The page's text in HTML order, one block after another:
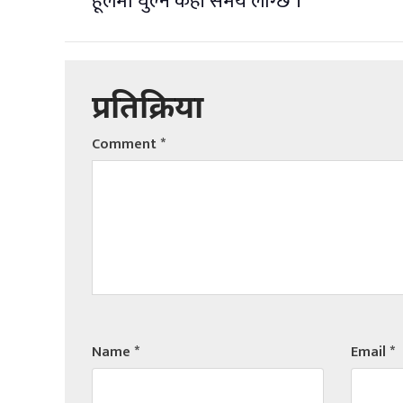
प्रतिक्रिया
Comment*
Name* Email*